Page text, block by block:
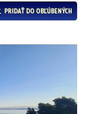
PRIDAŤ DO OBĽÚBENÝCH